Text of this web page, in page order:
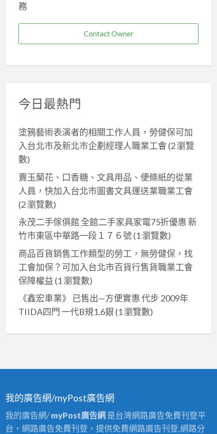
務
Contact Owner
今日最熱門
塗鴉藝術表演者的相關工作人員，勞健保可加
入台北市及新北巿企劃經理人職業工會 (2 瀏覽
數)
賣玉蘭花、口香糖、文具用品、便條紙的從業
人員，快加入台北市圖書文具運送業職業工會
(2 瀏覽數)
永茂二手傢俱館 全館二手家具家電75折優惠 新
竹市東區中華路一段１７６號(1 瀏覽數)
商品百貨銷售工作類型的勞工，無勞健保，找
工會加保？可加入台北市百貨行售貨職業工會
保障權益 (1 瀏覽數)
《鑫宏車業》 已售出—方便實惠 代步 2009年
TIIDA四門 一代B規1.6銀 (1 瀏覽數)
我的廣告網/myPost廣告網
我的廣告網/myPost廣告網 是台灣網路廣告免費刊登平
台，網路廣告免費刊登，提供免費網路廣告刊登,網路分